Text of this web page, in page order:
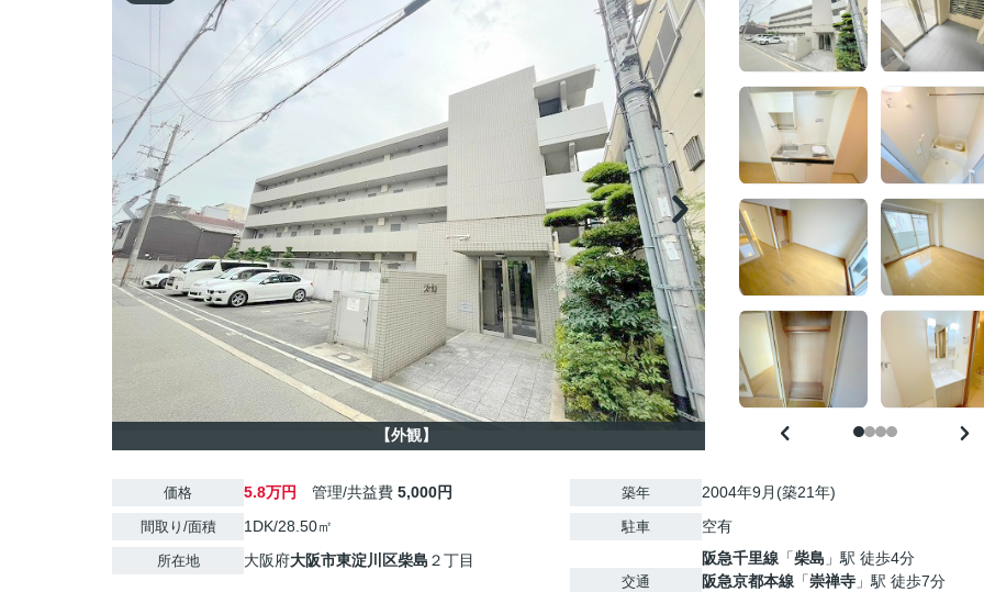
【外観】
価格 5.8万円 管理/共益費 5,000円
間取り/面積 1DK/28.50㎡
所在地 大阪府大阪市東淀川区柴島 ２丁目
築年 2004年9月(築21年)
駐車 空有
交通
阪急千里線 「柴島 」駅 徒歩4分
阪急京都本線 「崇禅寺 」駅 徒歩7分